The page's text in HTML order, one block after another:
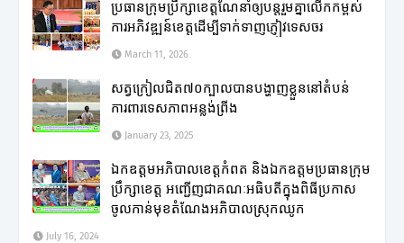
ប្រធានក្រុមប្រឹក្សាខេត្តណែនាំឲ្យបន្តរួមគ្នាលើកកម្ពស់
ការអភិវឌ្ឍន៍ខេត្តដើម្បីទាក់ទាញភ្ញៀវទេសចរ
March 11, 2026
សត្វក្រៀលជិត៧០ក្បាលបានបង្ហាញខ្លួននៅតំបន់
ការពារទេសភាពអន្លង់ព្រីង
January 23, 2025
ឯកឧត្តមអភិបាលខេត្តកំពត និងឯកឧត្តមប្រធានក្រុម
ប្រឹក្សាខេត្ត អញ្ជើញជាគណៈអធិបតីក្នុងពិធីប្រកាស
ចូលកាន់មុខតំណែងអភិបាលស្រុកឈូក
July 16, 2024